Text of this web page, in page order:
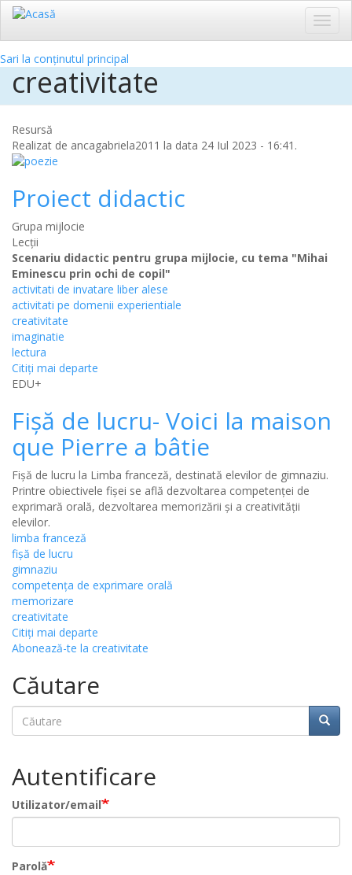
Sari la conținutul principal
creativitate
Resursă
Realizat de ancagabriela2011 la data 24 Iul 2023 - 16:41.
Proiect didactic
Grupa mijlocie
Lecții
Scenariu didactic pentru grupa mijlocie, cu tema "Mihai
Eminescu prin ochi de copil"
activitati de invatare liber alese
activitati pe domenii experientiale
creativitate
imaginatie
lectura
Citiţi mai departe
EDU+
Fișă de lucru- Voici la maison
que Pierre a bâtie
Fișă de lucru la Limba franceză, destinată elevilor de gimnaziu.
Printre obiectivele fișei se află dezvoltarea competenței de
exprimară orală, dezvoltarea memorizării și a creativității
elevilor.
limba franceză
fișă de lucru
gimnaziu
competența de exprimare orală
memorizare
creativitate
Citiţi mai departe
Abonează-te la creativitate
Căutare
Căutare
Autentificare
Utilizator/email
Parolă